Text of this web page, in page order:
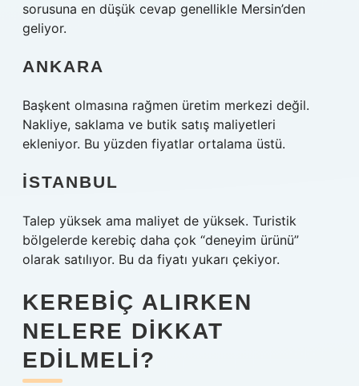
sorusuna en düşük cevap genellikle Mersin’den
geliyor.
ANKARA
Başkent olmasına rağmen üretim merkezi değil.
Nakliye, saklama ve butik satış maliyetleri
ekleniyor. Bu yüzden fiyatlar ortalama üstü.
İSTANBUL
Talep yüksek ama maliyet de yüksek. Turistik
bölgelerde kerebiç daha çok “deneyim ürünü”
olarak satılıyor. Bu da fiyatı yukarı çekiyor.
KEREBIÇ ALIRKEN
NELERE DIKKAT
EDILMELI?